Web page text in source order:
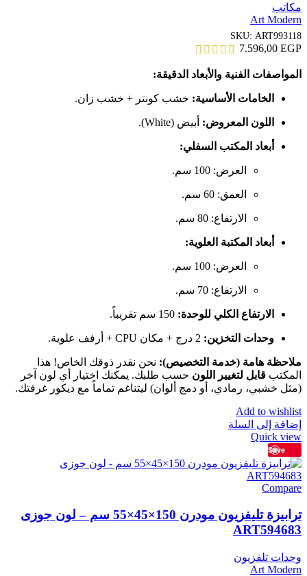
مكاتب
Art Modern
SKU: ART993118
7.596,00 EGP
المواصفات الفنية والأبعاد الدقيقة:
الخامات الأساسية: خشب كونتر + خشب زان.
اللون المعروض: أبيض (White).
أبعاد المكتب السفلي:
العرض: 100 سم.
العمق: 60 سم.
الارتفاع: 80 سم.
أبعاد المكتبة العلوية:
العرض: 100 سم.
الارتفاع: 70 سم.
الارتفاع الكلي للوحدة:
وحدات التخزين:
ملاحظة هامة (خدمة التخصيص): نحن نقدر ذوقك الخاص! هذا
المكتب قابل لتغيير اللون حسب طلبك. يمكنك اختيار أي لون آخر
(مثل خشبي، رمادي، أو دمج ألوان) ليتناغم تماماً مع ديكور غرفتك.
Add to wishlist
إضافة إلى السلة
Quick view
Save
Compare
ترابيزة تليفزيون مودرن 150×45×55 سم – لون جوزى
ART594683
وحدات تلفزيون
Art Modern